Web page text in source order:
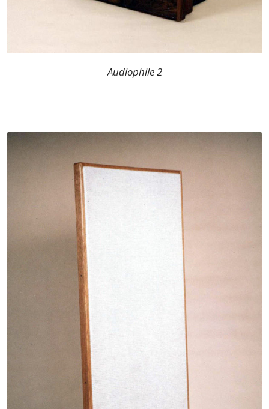
Audiophile 2